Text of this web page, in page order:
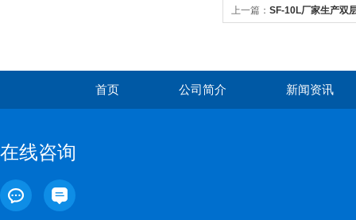
上一篇： SF-10L厂家生产双
首页 公司简介 新闻资讯
在线咨询